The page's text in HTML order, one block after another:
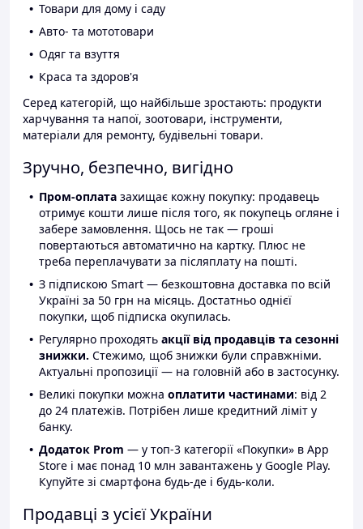
Товари для дому і саду
Авто- та мототовари
Одяг та взуття
Краса та здоров'я
Серед категорій, що найбільше зростають: продукти
харчування та напої, зоотовари, інструменти,
матеріали для ремонту, будівельні товари.
Зручно, безпечно, вигідно
Пром-оплата захищає кожну покупку: продавець
отримує кошти лише після того, як покупець огляне і
забере замовлення. Щось не так — гроші
повертаються автоматично на картку. Плюс не
треба переплачувати за післяплату на пошті.
З підпискою Smart — безкоштовна доставка по всій
Україні за 50 грн на місяць. Достатньо однієї
покупки, щоб підписка окупилась.
Регулярно проходять акції від продавців та сезонні
знижки. Стежимо, щоб знижки були справжніми.
Актуальні пропозиції — на головній або в застосунку.
Великі покупки можна оплатити частинами: від 2
до 24 платежів. Потрібен лише кредитний ліміт у
банку.
Додаток Prom — у топ-3 категорії «Покупки» в App
Store і має понад 10 млн завантажень у Google Play.
Купуйте зі смартфона будь-де і будь-коли.
Продавці з усієї України